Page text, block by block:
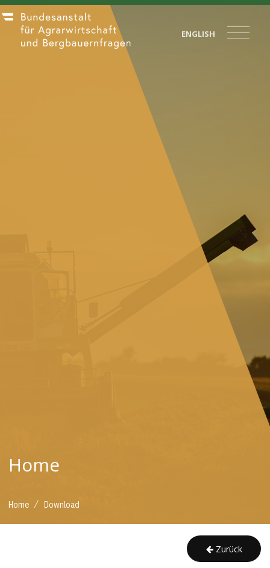
ENGLISH
Home
Home / Download
Zurück